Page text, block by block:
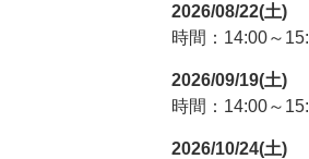
2026/08/22(土)
時間：14:00～
2026/09/19(土)
時間：14:00～
2026/10/24(土)